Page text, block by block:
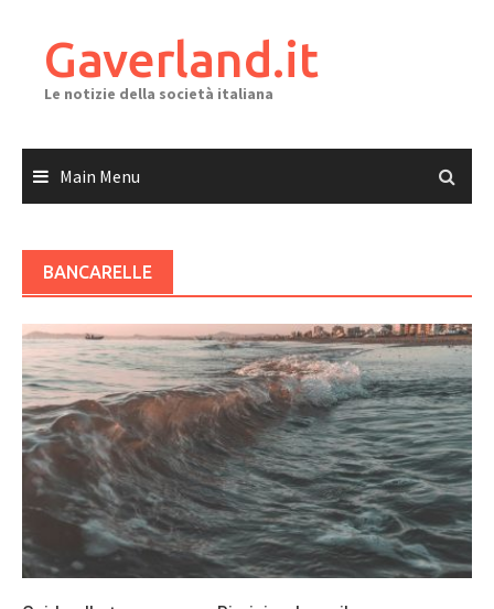
contentGaverland.it
Le notizie della società italiana
Main Menu
BANCARELLE